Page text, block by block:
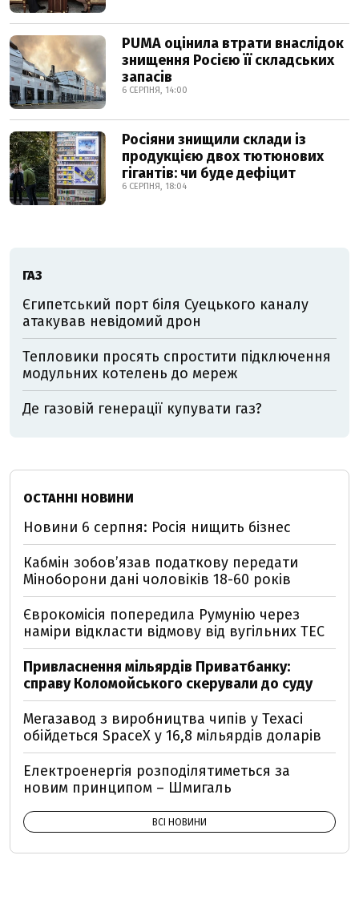
PUMA оцінила втрати внаслідок
знищення Росією її складських
запасів
6 СЕРПНЯ, 14:00
Росіяни знищили склади із
продукцією двох тютюнових
гігантів: чи буде дефіцит
6 СЕРПНЯ, 18:04
ГАЗ
Єгипетський порт біля Суецького каналу
атакував невідомий дрон
Тепловики просять спростити підключення
модульних котелень до мереж
Де газовій генерації купувати газ?
ОСТАННІ НОВИНИ
Новини 6 серпня: Росія нищить бізнес
Кабмін зобовʼязав податкову передати
Міноборони дані чоловіків 18-60 років
Єврокомісія попередила Румунію через
наміри відкласти відмову від вугільних ТЕС
Привласнення мільярдів Приватбанку:
справу Коломойського скерували до суду
Мегазавод з виробництва чипів у Техасі
обійдеться SpaceX у 16,8 мільярдів доларів
Електроенергія розподілятиметься за
новим принципом – Шмигаль
ВСІ НОВИНИ